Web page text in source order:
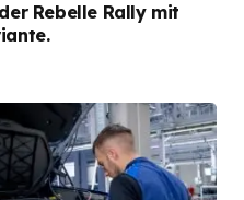
Rebelle Rally mit